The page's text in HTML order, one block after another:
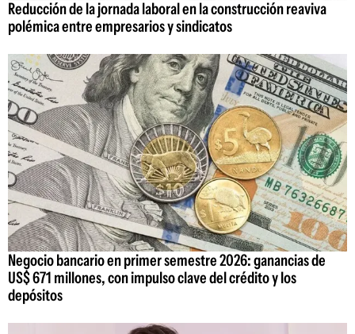
Reducción de la jornada laboral en la construcción reaviva
polémica entre empresarios y sindicatos
Negocio bancario en primer semestre 2026: ganancias de
US$ 671 millones, con impulso clave del crédito y los
depósitos